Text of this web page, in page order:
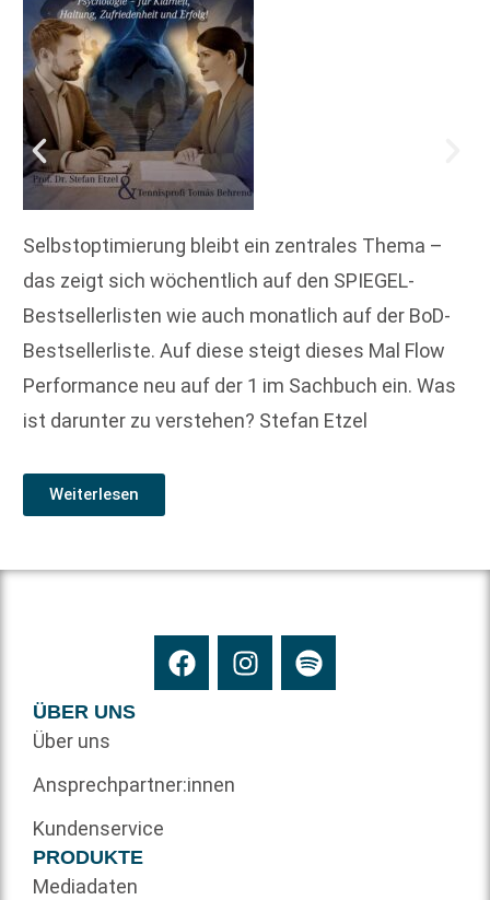
Selbstoptimierung bleibt ein zentrales Thema –
das zeigt sich wöchentlich auf den SPIEGEL-
Bestsellerlisten wie auch monatlich auf der BoD-
Bestsellerliste. Auf diese steigt dieses Mal Flow
Performance neu auf der 1 im Sachbuch ein. Was
ist darunter zu verstehen? Stefan Etzel
Weiterlesen
ÜBER UNS
Über uns
Ansprechpartner:innen
Kundenservice
PRODUKTE
Mediadaten